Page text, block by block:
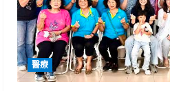
醫療